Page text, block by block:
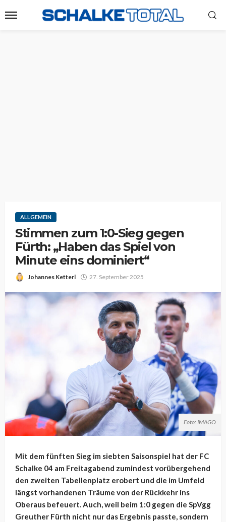
ALLGEMEIN
Stimmen zum 1:0-Sieg gegen
Fürth: „Haben das Spiel von
Minute eins dominiert“
Johannes Ketterl 27. September 2025
Foto: IMAGO
Mit dem fünften Sieg im siebten Saisonspiel hat der FC
Schalke 04 am Freitagabend zumindest vorübergehend
den zweiten Tabellenplatz erobert und die im Umfeld
längst vorhandenen Träume von der Rückkehr ins
Oberaus befeuert. Auch, weil beim 1:0 gegen die SpVgg
Greuther Fürth nicht nur das Ergebnis passte, sondern